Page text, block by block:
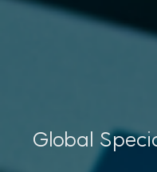
Global